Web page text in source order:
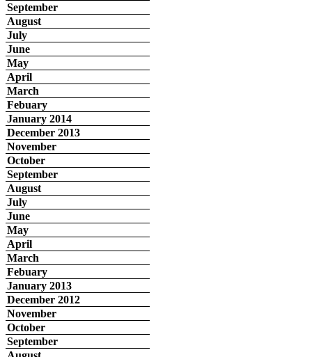
September
August
July
June
May
April
March
Febuary
January 2014
December 2013
November
October
September
August
July
June
May
April
March
Febuary
January 2013
December 2012
November
October
September